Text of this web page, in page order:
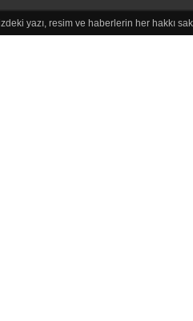
yazı, resim ve haberlerin her hakkı